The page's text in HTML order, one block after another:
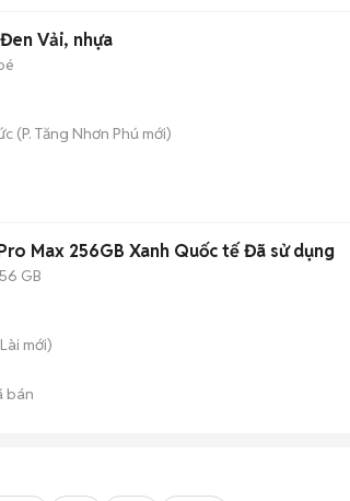
Vải, nhựa
(P. Tăng Nhơn Phú mới)
Max 256GB Xanh Quốc tế Đã sử dụng
GB
mới)
bán